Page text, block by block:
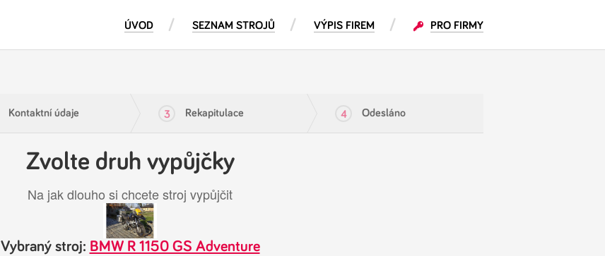
ÚVOD SEZNAM STROJŮ VÝPIS FIREM PRO FIRMY
Kontaktní údaje 3 Rekapitulace 4 Odesláno
Zvolte druh vypůjčky
Na jak dlouho si chcete stroj vypůjčit
Vybraný stroj: BMW R 1150 GS Adventure